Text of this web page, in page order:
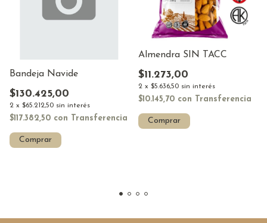
Bandeja Navide
$130.425,00
2 x $65.212,50 sin interés
$117.382,50 con Transferencia
Almendra SIN TACC
$11.273,00
2 x $5.636,50 sin interés
$10.145,70 con Transferencia